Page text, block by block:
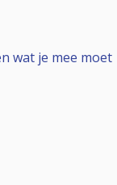
wat je mee moet